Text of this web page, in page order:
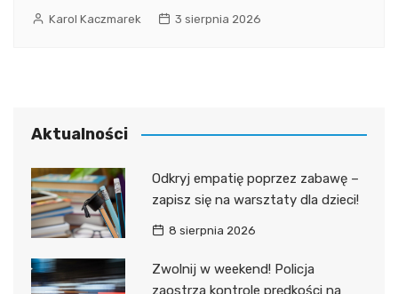
Karol Kaczmarek 3 sierpnia 2026
Aktualności
Odkryj empatię poprzez zabawę –
zapisz się na warsztaty dla dzieci!
8 sierpnia 2026
Zwolnij w weekend! Policja
zaostrza kontrole prędkości na